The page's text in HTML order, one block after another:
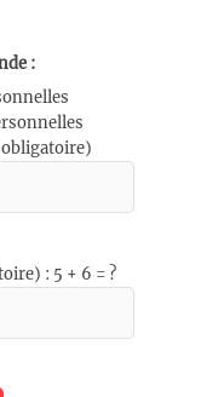
:
: 5 + 6 = ?